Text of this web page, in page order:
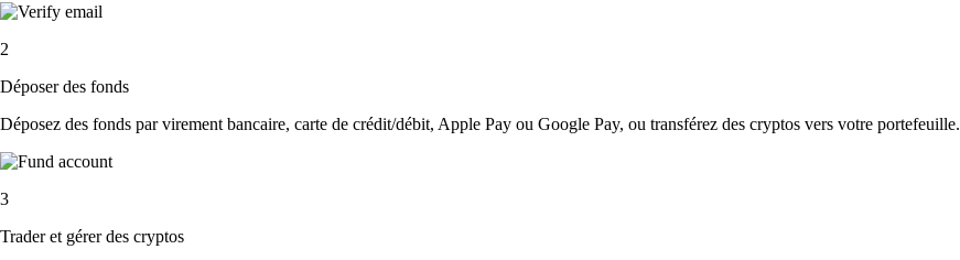
2
Déposer des fonds
Déposez des fonds par virement bancaire, carte de crédit/débit, Apple Pay ou Google Pay, ou transférez des cryptos vers votre portefeuille.
3
Trader et gérer des cryptos